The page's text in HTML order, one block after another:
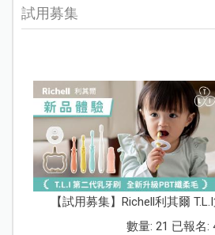
試用募集
【試用募集】Richell利其爾
數量: 21 已報名: